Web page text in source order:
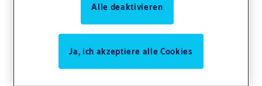
Alle deaktivieren
Ja, ich akzeptiere alle Cookies